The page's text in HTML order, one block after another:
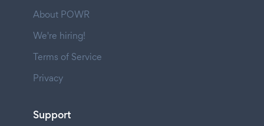
About POWR
We're hiring!
Terms of Service
Privacy
Support